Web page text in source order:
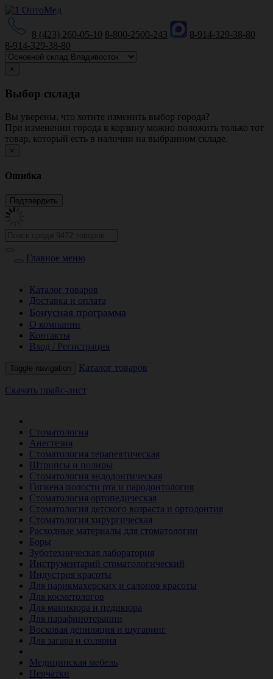
8 (423) 260-05-10 8-800-2500-243
8-914-329-38-80
8-914-329-38-80
×
Выбор склада
Вы уверены, что хотите изменить выбор города?
При изменении города в корзину можно положить только тот
товар, который есть в наличии на выбранном складе.
×
Ошибка
Главное меню
Каталог товаров
Доставка и оплата
Бонусная программа
О компании
Контакты
Вход / Регистрация
Toggle navigation Каталог товаров
Скачать прайс-лист
Стоматология
Анестезия
Стоматология терапевтическая
Штрипсы и полиры
Стоматология эндодонтическая
Гигиена полости рта и пародонтология
Стоматология ортопедическая
Стоматология детского возраста и ортодонтия
Стоматология хирургическая
Расходные материалы для стоматологии
Боры
Зуботехническая лаборатория
Инструментарий стоматологический
Индустрия красоты
Для парикмахерских и салонов красоты
Для косметологов
Для маникюра и педикюра
Для парафинотерапии
Восковая депиляция и шугаринг
Для загара и солярия
Медицинская мебель
Перчатки